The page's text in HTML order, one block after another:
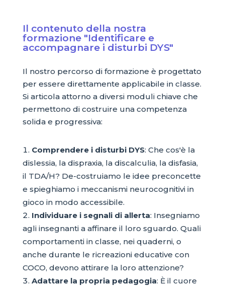
Il contenuto della nostra
formazione "Identificare e
accompagnare i disturbi DYS"
Il nostro percorso di formazione è progettato
per essere direttamente applicabile in classe.
Si articola attorno a diversi moduli chiave che
permettono di costruire una competenza
solida e progressiva:
Comprendere i disturbi DYS: Che cos'è la
dislessia, la dispraxia, la discalculia, la disfasia,
il TDA/H? De-costruiamo le idee preconcette
e spieghiamo i meccanismi neurocognitivi in
gioco in modo accessibile.
Individuare i segnali di allerta: Insegniamo
agli insegnanti a affinare il loro sguardo. Quali
comportamenti in classe, nei quaderni, o
anche durante le ricreazioni educative con
COCO, devono attirare la loro attenzione?
Adattare la propria pedagogia: È il cuore